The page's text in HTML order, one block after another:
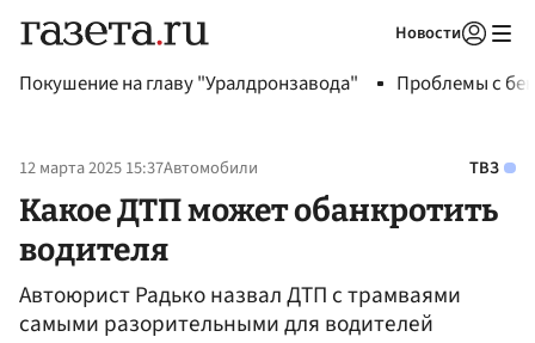
Новости
Покушение на главу "Уралдронзавода" Проблемы с
12 марта 2025 15:37Автомобили ТВЗ
Какое ДТП может обанкротить
водителя
Автоюрист Радько назвал ДТП с трамваями
самыми разорительными для водителей